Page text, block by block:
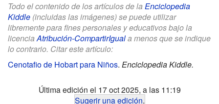
Todo el contenido de los artículos de la Enciclopedia
Kiddle (incluidas las imágenes) se puede utilizar
libremente para fines personales y educativos bajo la
licenciaAtribución-CompartirIguala menos que se indique
lo contrario. Citar este artículo:
Cenotafio de Hobart para Niños. Enciclopedia Kiddle.
Última edición el 17 oct 2025, a las 11:19
Sugerir una edición.